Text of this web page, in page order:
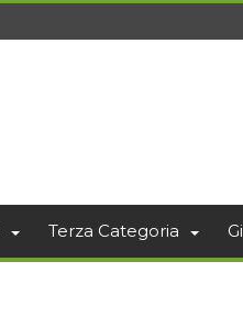
Terza Categoria